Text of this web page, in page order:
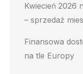
Kwiecień 2026
– sprzedaż
Finansowa
na tle Europy